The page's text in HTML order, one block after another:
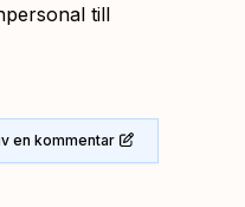
till
en kommentar